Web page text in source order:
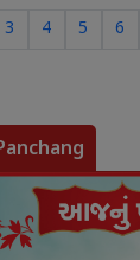
3 4 5 6